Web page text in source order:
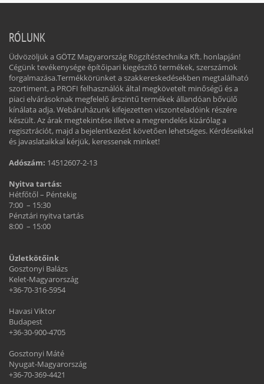
RÓLUNK
Üdvözöljük a GÖTZ Magyarország Rögzítéstechnika Kft. honlapján!
Cégünk tevékenysége építőipari kiegészítő termékek, szerszámok
forgalmazása.Termékkörünket a szakkereskedésekben megtalálható
szortiment, a PROFI felhasználók által megkövetelt minőségű és a
piaci elvárásoknak megfelelő árszintű termékek állandóan bővülő
kínálata adja. Webáruházunk kifejezetten viszonteladóink részére
készült. Az árak megtekintése illetve a megrendelés kizárólag a
regisztrációt, majd a bejelentkezést követően lehetséges. Kérdéseikkel
és javaslataikkal kérjük, keressenek minket!
Adószám: 14512607-2-13
Nyitva tartás:
Hétfőtől – Péntekig
7:00 – 15:30
Pénztári nyitva tartás
8:00 – 15:00
Üzletkötőink
Gosztonyi Balázs
Kelet-Magyarország
+36-70-316-5954
Havasi Viktor
Budapest
+36-30-900-4705
Gosztonyi Máté
Nyugat-Magyarország
+36-70-369-4421